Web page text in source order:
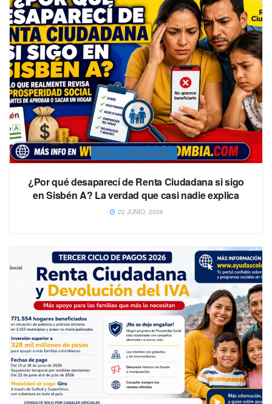
RENTA CIUDADANA
¿Por qué desaparecí de Renta Ciudadana si sigo
en Sisbén A? La verdad que casi nadie explica
22 JUNIO, 2026